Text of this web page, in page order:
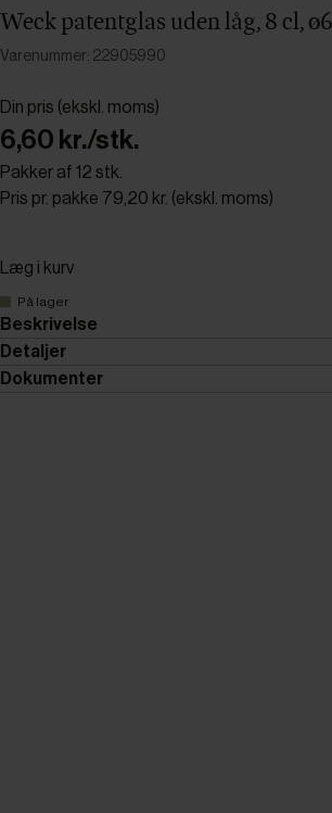
Weck patentglas uden låg, 8 cl,
Varenummer: 22905990
Din pris (ekskl. moms)
6,60 kr./stk.
Pakker af 12 stk.
Pris pr. pakke 79,20 kr. (ekskl. moms)
Læg i kurv
På lager
Beskrivelse
Detaljer
Dokumenter